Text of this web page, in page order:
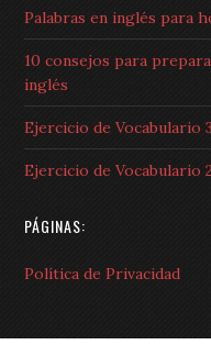
Palabras en inglés para
10 consejos para
inglés
Ejercicio de Vocabulario
Ejercicio de Vocabulario
PÁGINAS:
Política de Privacidad